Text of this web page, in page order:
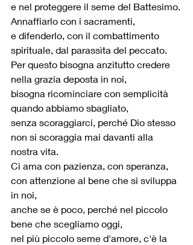
e nel proteggere il seme del Battesimo.
Annaffiarlo con i sacramenti,
e difenderlo, con il combattimento
spirituale, dal parassìta del peccato.
Per questo bisogna anzitutto credere
nella grazia deposta in noi,
bisogna ricominciare con semplicità
quando abbiamo sbagliato,
senza scoraggiarci, perché Dio stesso
non si scoraggia mai davanti alla
nostra vita.
Ci ama con pazienza, con speranza,
con attenzione al bene che si sviluppa
in noi,
anche se è poco, perché nel piccolo
bene che scegliamo oggi,
nel più piccolo seme d'amore, c'è la